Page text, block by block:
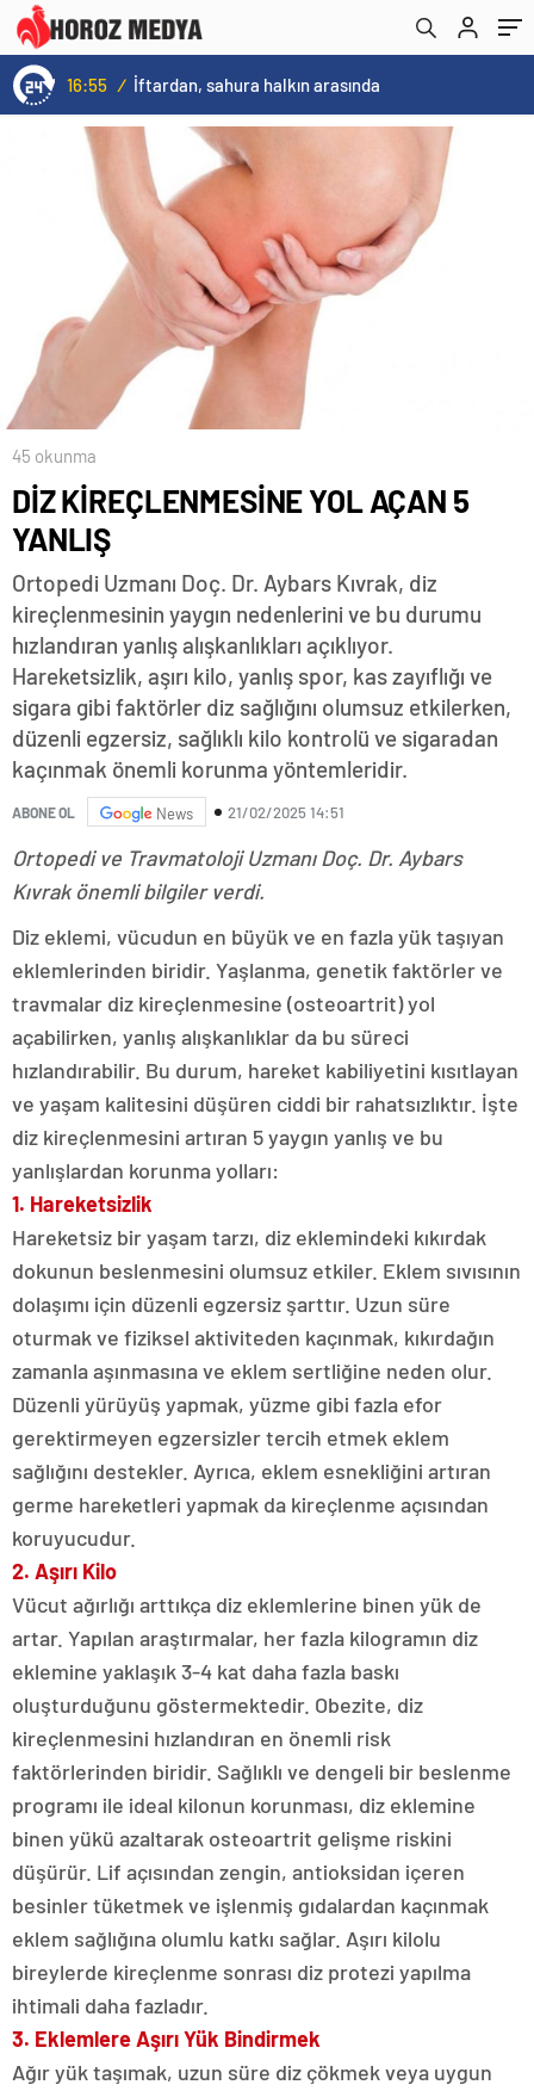
16:55 / İftardan, sahura halkın arasında
45 okunma
DİZ KİREÇLENMESİNE YOL AÇAN 5
YANLIŞ
Ortopedi Uzmanı Doç. Dr. Aybars Kıvrak, diz
kireçlenmesinin yaygın nedenlerini ve bu durumu
hızlandıran yanlış alışkanlıkları açıklıyor.
Hareketsizlik, aşırı kilo, yanlış spor, kas zayıflığı ve
sigara gibi faktörler diz sağlığını olumsuz etkilerken,
düzenli egzersiz, sağlıklı kilo kontrolü ve sigaradan
kaçınmak önemli korunma yöntemleridir.
ABONE OL News 21/02/2025 14:51
Ortopedi ve Travmatoloji Uzmanı Doç. Dr. Aybars
Kıvrak önemli bilgiler verdi.
Diz eklemi, vücudun en büyük ve en fazla yük taşıyan
eklemlerinden biridir. Yaşlanma, genetik faktörler ve
travmalar diz kireçlenmesine (osteoartrit) yol
açabilirken, yanlış alışkanlıklar da bu süreci
hızlandırabilir. Bu durum, hareket kabiliyetini kısıtlayan
ve yaşam kalitesini düşüren ciddi bir rahatsızlıktır. İşte
diz kireçlenmesini artıran 5 yaygın yanlış ve bu
yanlışlardan korunma yolları:
1. Hareketsizlik
Hareketsiz bir yaşam tarzı, diz eklemindeki kıkırdak
dokunun beslenmesini olumsuz etkiler. Eklem sıvısının
dolaşımı için düzenli egzersiz şarttır. Uzun süre
oturmak ve fiziksel aktiviteden kaçınmak, kıkırdağın
zamanla aşınmasına ve eklem sertliğine neden olur.
Düzenli yürüyüş yapmak, yüzme gibi fazla efor
gerektirmeyen egzersizler tercih etmek eklem
sağlığını destekler. Ayrıca, eklem esnekliğini artıran
germe hareketleri yapmak da kireçlenme açısından
koruyucudur.
2. Aşırı Kilo
Vücut ağırlığı arttıkça diz eklemlerine binen yük de
artar. Yapılan araştırmalar, her fazla kilogramın diz
eklemine yaklaşık 3-4 kat daha fazla baskı
oluşturduğunu göstermektedir. Obezite, diz
kireçlenmesini hızlandıran en önemli risk
faktörlerinden biridir. Sağlıklı ve dengeli bir beslenme
programı ile ideal kilonun korunması, diz eklemine
binen yükü azaltarak osteoartrit gelişme riskini
düşürür. Lif açısından zengin, antioksidan içeren
besinler tüketmek ve işlenmiş gıdalardan kaçınmak
eklem sağlığına olumlu katkı sağlar. Aşırı kilolu
bireylerde kireçlenme sonrası diz protezi yapılma
ihtimali daha fazladır.
3. Eklemlere Aşırı Yük Bindirmek
Ağır yük taşımak, uzun süre diz çökmek veya uygun